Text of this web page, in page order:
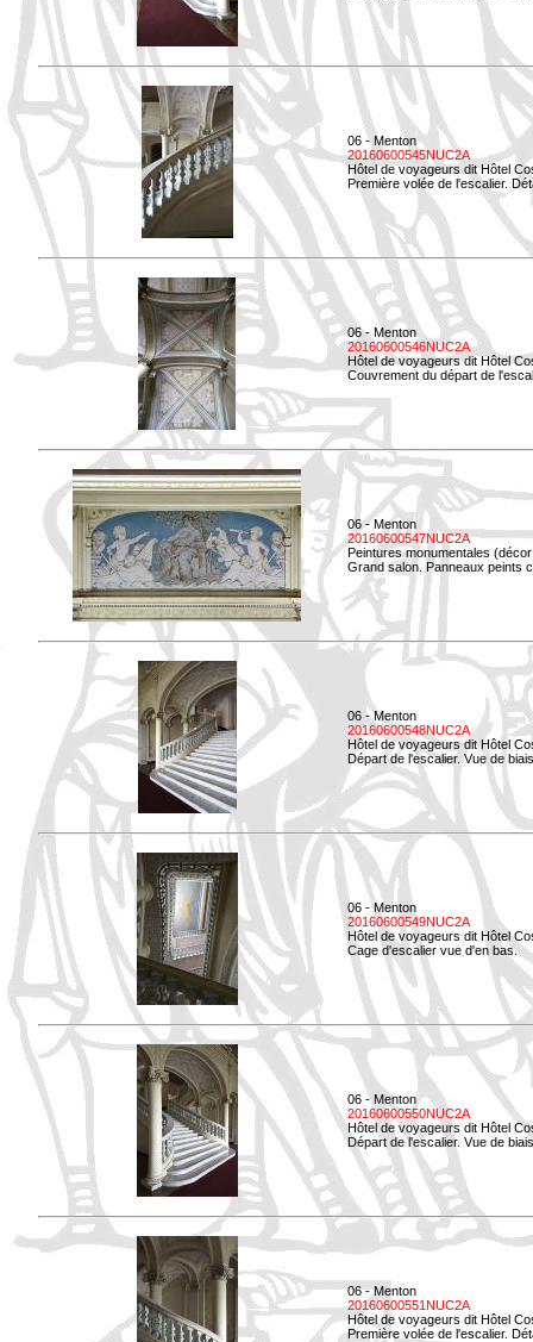
06 - Menton
20160600545NUC2A
Hôtel de voyageurs dit Hôtel
Première volée de l'escalier.
06 - Menton
20160600546NUC2A
Hôtel de voyageurs dit Hôtel
Couvrement du départ de
06 - Menton
20160600547NUC2A
Peintures monumentales
Grand salon. Panneaux peints
06 - Menton
20160600548NUC2A
Hôtel de voyageurs dit Hôtel
Départ de l'escalier. Vue de
06 - Menton
20160600549NUC2A
Hôtel de voyageurs dit Hôtel
Cage d'escalier vue d'en bas.
06 - Menton
20160600550NUC2A
Hôtel de voyageurs dit Hôtel
Départ de l'escalier. Vue de
06 - Menton
20160600551NUC2A
Hôtel de voyageurs dit Hôtel
Première volée de l'escalier.